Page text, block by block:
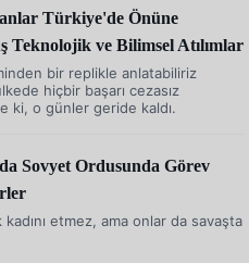
Türkiye'de Önüne
Teknolojik ve Bilimsel Atılımlar
bir replikle anlatabiliriz
hiçbir başarı cezasız
ki, o günler geride kaldı.
Sovyet Ordusunda Görev
etmez, ama onlar da savaşta